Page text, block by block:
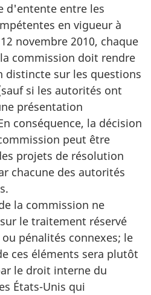
d'entente entre les
en vigueur à
novembre 2010, chaque
commission doit rendre
distincte sur les questions
si les autorités ont
présentation
conséquence, la décision
peut être
projets de résolution
chacune des autorités
la commission ne
le traitement réservé
pénalités connexes; le
ces éléments sera plutôt
le droit interne du
États-Unis qui